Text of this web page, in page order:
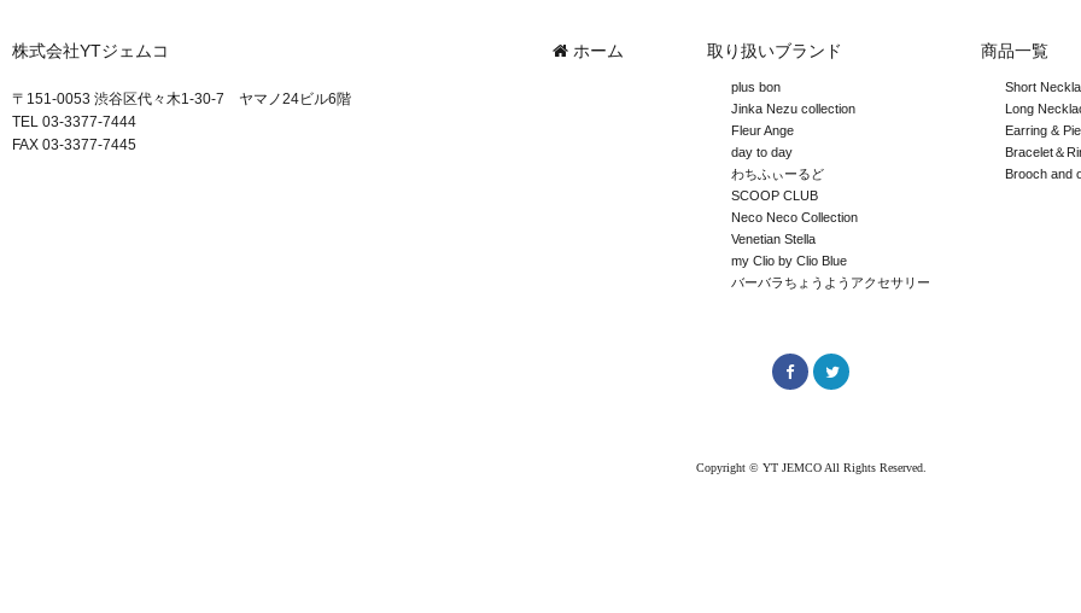
株式会社YTジェムコ
〒151-0053 渋谷区代々木1-30-7 ヤマノ24ビル6階
TEL 03-3377-7444
FAX 03-3377-7445
ホーム 取り扱いブランド
plus bon
Jinka Nezu collection
Fleur Ange
day to day
わちふぃーるど
SCOOP CLUB
Neco Neco Collection
Venetian Stella
my Clio by Clio Blue
バーバラちょうようアクセサリー
商品一覧
Short
Long
Earring &
Bracelet＆
Brooch and
Copyright © YT JEMCO All Rights Reserved.